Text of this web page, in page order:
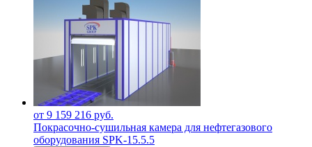
от 9 159 216 руб.
Покрасочно-сушильная камера для нефтегазового
оборудования SPK-15.5.5